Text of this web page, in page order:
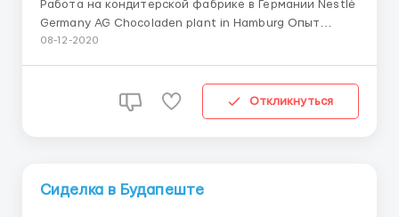
Работа на кондитерской фабрике в Германии Nestlé
Germany AG Chocoladen plant in Hamburg Опыт
работы : необязательный Обязанности работников :
Упаковка стикеровка и сортировка готовой
08-12-2020
Откликнуться
Сиделка в Будапеште